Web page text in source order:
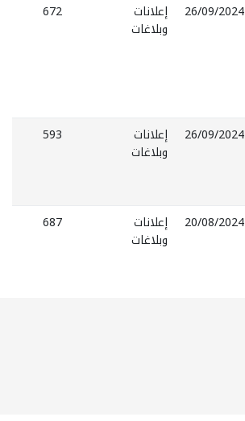
26/09/2024
إعلانات
وبلاغات
672
26/09/2024
إعلانات
وبلاغات
593
20/08/2024
إعلانات
وبلاغات
687